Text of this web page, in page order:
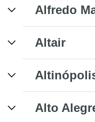
Alfredo
Altair
Alto